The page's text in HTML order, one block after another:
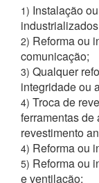
1) Instalação
2) Reforma ou
comunicação;
3) Qualquer
integridade ou
4) Troca de
ferramentas de
revestimento
4) Reforma ou
5) Reforma ou
e ventilação;